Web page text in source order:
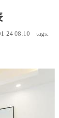
24 08:10 tags: